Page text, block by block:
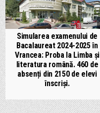
Simularea examenului de
Bacalaureat 2024-2025 în
Vrancea: Proba la Limba și
literatura română. 460 de
absenți din 2150 de elevi
înscriși.